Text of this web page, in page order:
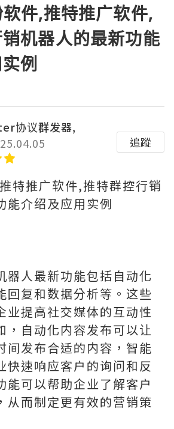
件,推特推广软件,
机器人的最新功能
例
协议群发器,
追蹤
特推广软件,推特群控行销
能介绍及应用实例
器人最新功能包括自动化
回复和数据分析等。这些
业提高社交媒体的互动性
，自动化内容发布可以让
间发布合适的内容，智能
快速响应客户的询问和反
能可以帮助企业了解客户
从而制定更有效的营销策